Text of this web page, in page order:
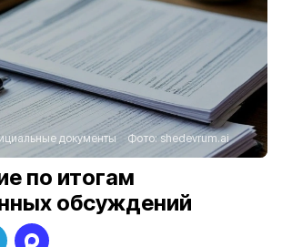
документы Фото: shedevrum.ai
по итогам
обсуждений